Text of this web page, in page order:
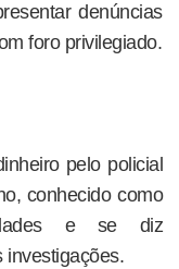
denúncias
foro privilegiado.
pelo policial
conhecido como
e se diz
investigações.